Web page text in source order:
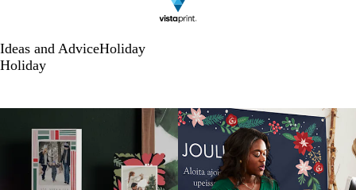
Ideas and AdviceHoliday
Holiday